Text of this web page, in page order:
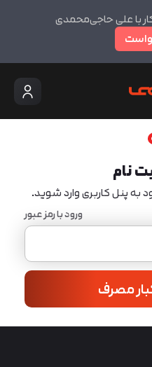
با علی حاجی‌محمدی
نام
به پنل کاربری وارد شوید.
ورود با رمز عبور
مصرف